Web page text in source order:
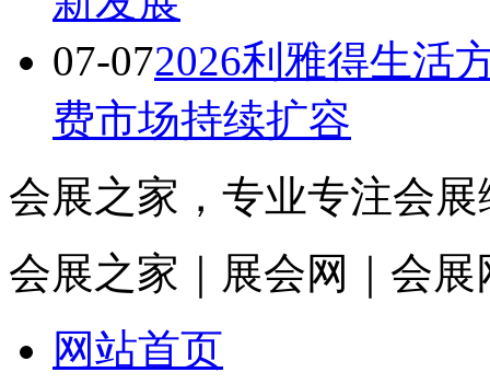
07-072026利雅得生活
费市场持续扩容
会展之家，专业专注会
会展之家｜展会网｜会展
网站首页